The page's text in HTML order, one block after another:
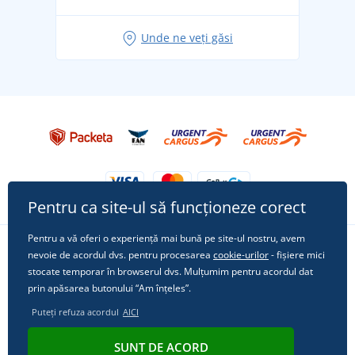
Tricoul preferat City în rol principal: ținute pentru
Unde ne veți găsi
Urmărește-ne pe rețelele sociale
© 2011 - 2026, Dual Trade s.r.o. | Din punct de vedere tehnic oferă
Pentru ca site-ul să funcționeze corect
Pentru a vă oferi o experiență mai bună pe site-ul nostru, avem
nevoie de acordul dvs. pentru procesarea cookie-urilor- fișiere mici
stocate temporar în browserul dvs. Mulțumim pentru acordul dat
prin apăsarea butonului “Am înțeles”.
Puteți refuza acordul AICI
SUNT DE ACORD